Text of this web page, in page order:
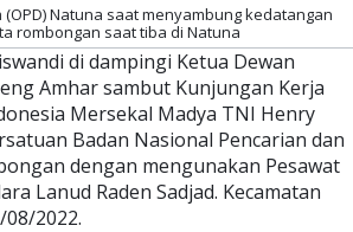
Natuna saat menyambung kedatangan
rombongan saat tiba di Natuna
di dampingi Ketua Dewan
Amhar sambut Kunjungan Kerja
Mersekal Madya TNI Henry
Badan Nasional Pencarian dan
dengan mengunakan Pesawat
Lanud Raden Sadjad. Kecamatan
2022.